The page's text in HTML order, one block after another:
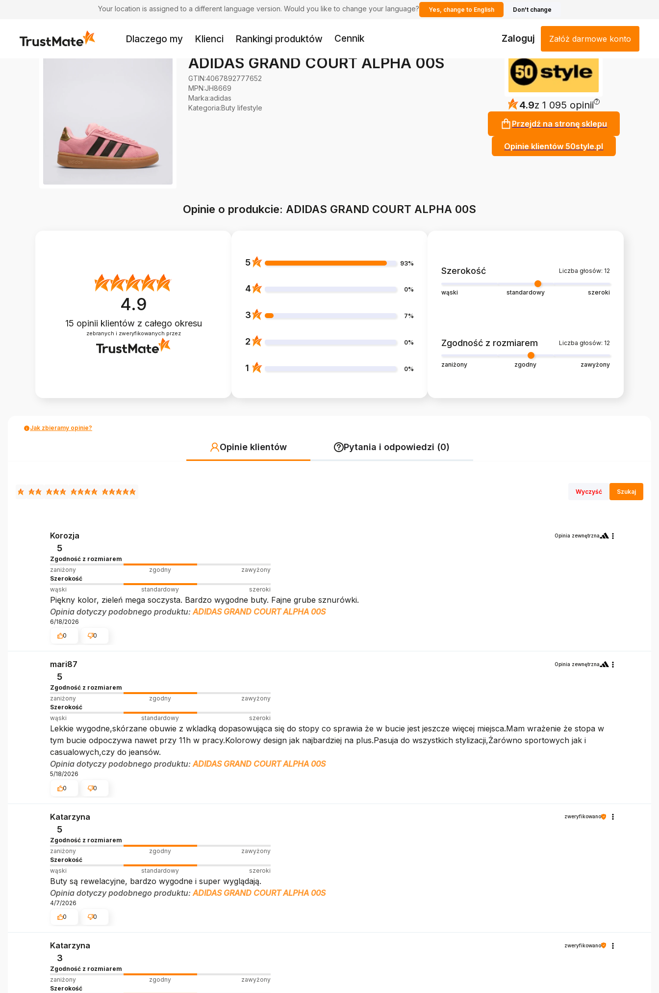
Your location is assigned to a different language version. Would you like to change your language? Yes, change to English Don't change
Dlaczego my Klienci Rankingi produktów Cennik Zaloguj Załóż darmowe konto
ADIDAS GRAND COURT ALPHA 00S
GTIN:4067892777652
MPN:JH8669
Marka:adidas
Kategoria:Buty lifestyle 4.9z 1 095 opinii ?
Przejdź na stronę sklepu
Opinie klientów 50style.pl
Opinie o produkcie: ADIDAS GRAND COURT ALPHA 00S
4.9
15 opinii klientów z całego okresu
zebranych i zweryfikowanych przez
5 93%
4 0%
3 7%
2 0%
1 0%
Szerokość Liczba głosów: 12
wąski standardowy szeroki
Zgodność z rozmiarem Liczba głosów: 12
zaniżony zgodny zawyżony
Jak zbieramy opinie?
Opinie klientów Pytania i odpowiedzi (0)
Wyczyść Szukaj
Korozja Opinia zewnętrzna
5
Zgodność z rozmiarem
zaniżony
zgodny
zawyżony
Szerokość
wąski
standardowy szeroki
Piękny kolor, zieleń mega soczysta. Bardzo wygodne buty. Fajne grube sznurówki.
Opinia dotyczy podobnego produktu:ADIDAS GRAND COURT ALPHA 00S
6/18/2026
0
0
mari87 Opinia zewnętrzna
5
Zgodność z rozmiarem
zaniżony
zgodny
zawyżony
Szerokość
wąski
standardowy szeroki
Lekkie wygodne,skórzane obuwie z wkladką dopasowująca się do stopy co sprawia że w bucie jest jeszcze więcej miejsca.Mam wrażenie że stopa w
tym bucie odpoczywa nawet przy 11h w pracy.Kolorowy design jak najbardziej na plus.Pasuja do wszystkich stylizacji,Żarówno sportowych jak i
casualowych,czy do jeansów.
Opinia dotyczy podobnego produktu:ADIDAS GRAND COURT ALPHA 00S
5/18/2026
0
0
Katarzyna zweryfikowano
5
Zgodność z rozmiarem
zaniżony
zgodny
zawyżony
Szerokość
wąski
standardowy szeroki
Buty są rewelacyjne, bardzo wygodne i super wyglądają.
Opinia dotyczy podobnego produktu: ADIDAS GRAND COURT ALPHA 00S
4/7/2026
0
0
Katarzyna zweryfikowano
3
Zgodność z rozmiarem
zaniżony
zgodny
zawyżony
Szerokość